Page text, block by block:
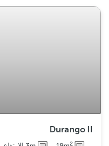
Durango II
2